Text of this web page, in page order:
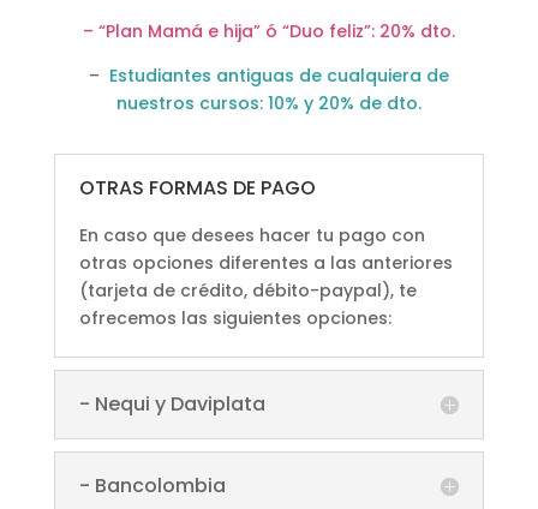
– “Plan Mamá e hija” ó “Duo feliz”: 20% dto.
– Estudiantes antiguas de cualquiera de
nuestros cursos: 10% y 20% de dto.
OTRAS FORMAS DE PAGO
En caso que desees hacer tu pago con
otras opciones diferentes a las anteriores
(tarjeta de crédito, débito-paypal), te
ofrecemos las siguientes opciones:
- Nequi y Daviplata
- Bancolombia